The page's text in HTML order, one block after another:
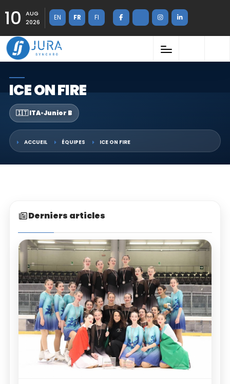
10
AUG
2026
EN FR FI
ICE ON FIRE
🇮🇹 ITA•Junior B
ACCUEIL ÉQUIPES ICE ON FIRE
Derniers articles